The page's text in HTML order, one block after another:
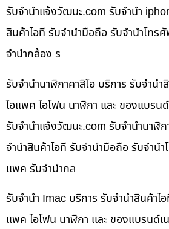
รับจํานําแจ้งวัฒนะ.com รับจำนำ
สินค้าไอที รับจำนำมือถือ รับจำนำโทร
จำนำกล้อง ร
รับจำนำนาฬิกาคาสิโอ บริการ รับจำน
ไอแพค ไอโฟน นาฬิกา และ ของแบรน
รับจํานําแจ้งวัฒนะ.com รับจำนำนาฬิก
จำนำสินค้าไอที รับจำนำมือถือ รับจำน
แพค รับจำนำกล
รับจำนำ Imac บริการ รับจำนำสินค้าไ
แพค ไอโฟน นาฬิกา และ ของแบรนด์เ